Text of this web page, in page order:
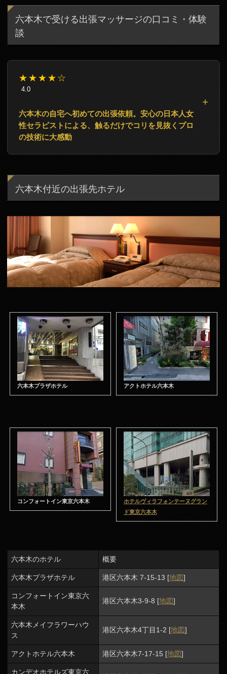
六本木で受ける出張マッサージの口コミ・体験
談
★★★★☆
4.0
六本木の自宅へ初めての出張依頼。安心の日本人女
性セラピストによる、触るだけでコリを見抜くプロ
の技術に大感動
六本木付近の出張先ホテル
六本木プラザホテル アクトホテル六本木
コンフォートイン東京六本木
ホテルヴィラフォンテーヌグラン
ド東京六本木
六本木のホテル 概要
六本木プラザホテル 港区六本木 7-15-13 [地図]
コンフォートイン東京六
本木
港区六本木3-9-8 [地図]
六本木メイフラワーハウ
ス
港区六本木4丁目1-2 [地図]
アクトホテル六本木 港区六本木7-17-15 [地図]
カンデオホテルズ東京六